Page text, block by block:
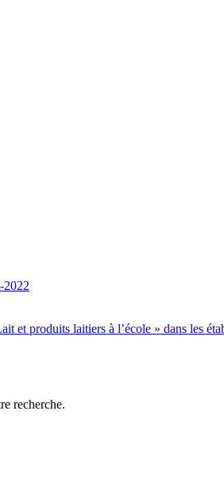
2022
et produits laitiers à l’école » dans les
recherche.